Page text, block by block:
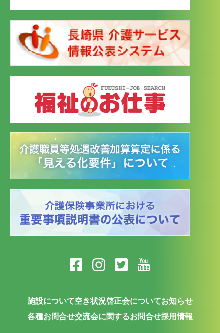
施設について空き状況啓正会についてお知らせ
各種お問合せ交流会に関するお問合せ採用情報